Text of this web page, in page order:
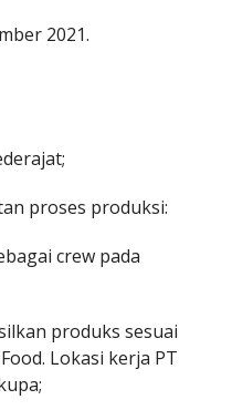
2021.
proses produksi:
crew pada
produks sesuai
Lokasi kerja PT